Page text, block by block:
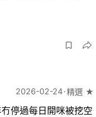
2026-02-24 精選 ★
停過每日開咪被挖空